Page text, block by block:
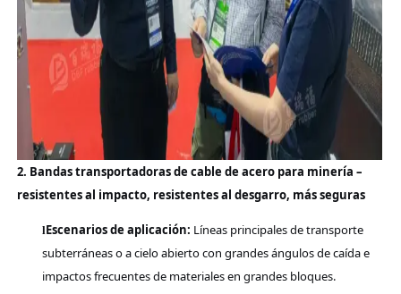
2. Bandas transportadoras de cable de acero para minería –
resistentes al impacto, resistentes al desgarro, más seguras
lEscenarios de aplicación: Líneas principales de transporte
subterráneas o a cielo abierto con grandes ángulos de caída e
impactos frecuentes de materiales en grandes bloques.